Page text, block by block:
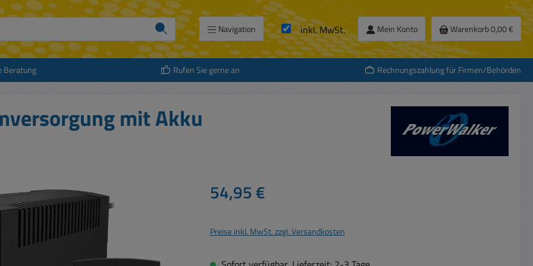
Navigation inkl. MwSt. Mein Konto Warenkorb0,00 €
Beratung Rufen Sie gerne an Rechnungszahlung für Firmen/Behörden
mit Akku
Regulärer Preis:
54,95 €
Preise inkl. MwSt. zzgl. Versandkosten